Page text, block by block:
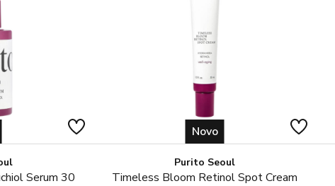
Serum 30
Novo
Purito Seoul
Timeless Bloom Retinol Spot Cream